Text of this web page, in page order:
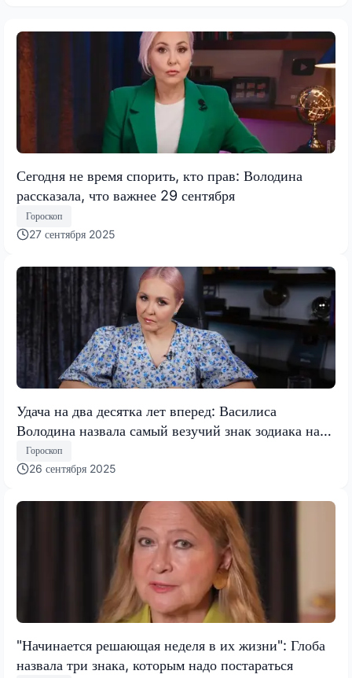
Сегодня не время спорить, кто прав: Володина
рассказала, что важнее 29 сентября
Гороскоп
27 сентября 2025
Удача на два десятка лет вперед: Василиса
Володина назвала самый везучий знак зодиака на
следующие 2 десятилетия
Гороскоп
26 сентября 2025
"Начинается решающая неделя в их жизни": Глоба
назвала три знака, которым надо постараться